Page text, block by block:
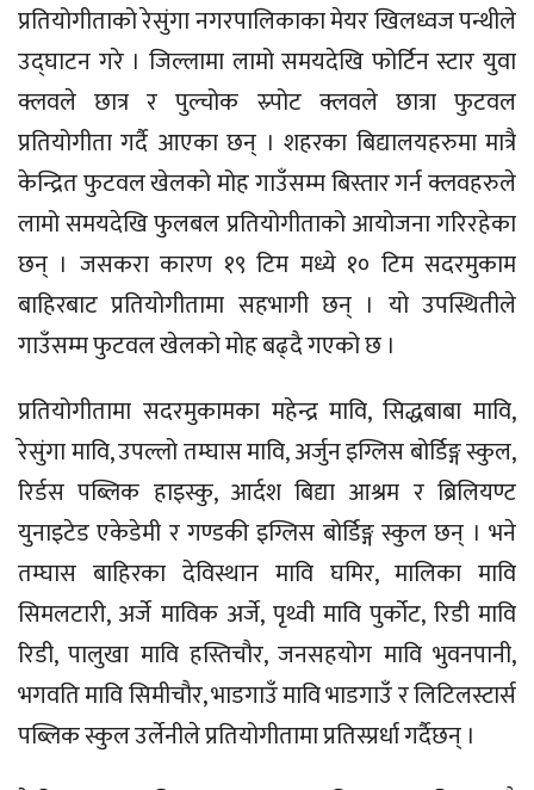
प्रतियोगीताको रेसुंगा नगरपालिकाका मेयर खिलध्वज पन्थीले
उद्घाटन गरे । जिल्लामा लामो समयदेखि फोर्टिन स्टार युवा
क्लवले छात्र र पुल्चोक स्र्पोट क्लवले छात्रा फुटवल
प्रतियोगीता गर्दै आएका छन् । शहरका बिद्यालयहरुमा मात्रै
केन्द्रित फुटवल खेलको मोह गाउँसम्म बिस्तार गर्न क्लवहरुले
लामो समयदेखि फुलबल प्रतियोगीताको आयोजना गरिरहेका
छन् । जसकरा कारण १९ टिम मध्ये १० टिम सदरमुकाम
बाहिरबाट प्रतियोगीतामा सहभागी छन् । यो उपस्थितीले
गाउँसम्म फुटवल खेलको मोह बढ्दै गएको छ ।
प्रतियोगीतामा सदरमुकामका महेन्द्र मावि, सिद्धबाबा मावि,
रेसुंगा मावि, उपल्लो तम्घास मावि, अर्जुन इग्लिस बोर्डिङ्ग स्कुल,
रिर्डस पब्लिक हाइस्कु, आर्दश बिद्या आश्रम र ब्रिलियण्ट
युनाइटेड एकेडेमी र गण्डकी इग्लिस बोर्डिङ्ग स्कुल छन् । भने
तम्घास बाहिरका देविस्थान मावि घमिर, मालिका मावि
सिमलटारी, अर्जे माविक अर्जे, पृथ्वी मावि पुर्कोट, रिडी मावि
रिडी, पालुखा मावि हस्तिचौर, जनसहयोग मावि भुवनपानी,
भगवति मावि सिमीचौर, भाडगाउँ मावि भाडगाउँ र लिटिलस्टार्स
पब्लिक स्कुल उर्लेनीले प्रतियोगीतामा प्रतिस्प्रर्धा गर्दैछन् ।